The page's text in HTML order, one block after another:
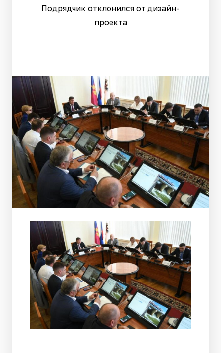
Подрядчик отклонился от дизайн-
проекта